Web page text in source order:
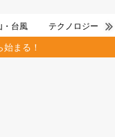
・台風 テクノロジー
まる！